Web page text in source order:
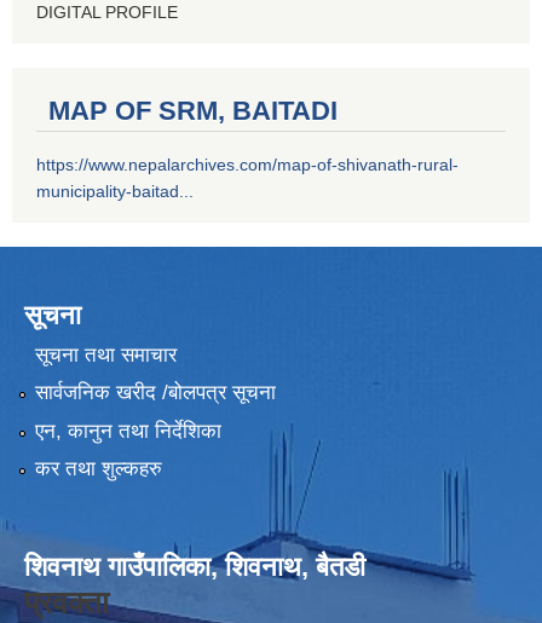
DIGITAL PROFILE
MAP OF SRM, BAITADI
https://www.nepalarchives.com/map-of-shivanath-rural-
municipality-baitad...
सूचना
सूचना तथा समाचार
सार्वजनिक खरीद /बोलपत्र सूचना
एन, कानुन तथा निर्देशिका
कर तथा शुल्कहरु
शिवनाथ गाउँपालिका, शिवनाथ, बैतडी
प्रवक्ता